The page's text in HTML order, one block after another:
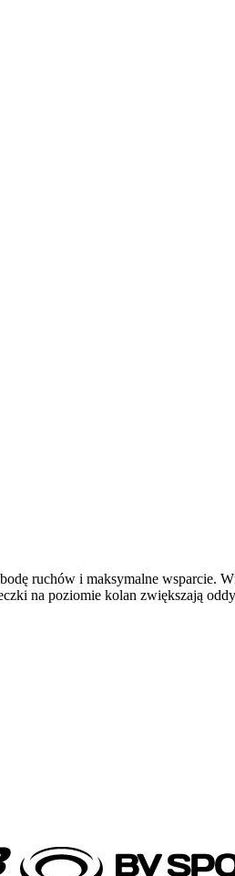
ruchów i maksymalne wsparcie.
na poziomie kolan zwiększają